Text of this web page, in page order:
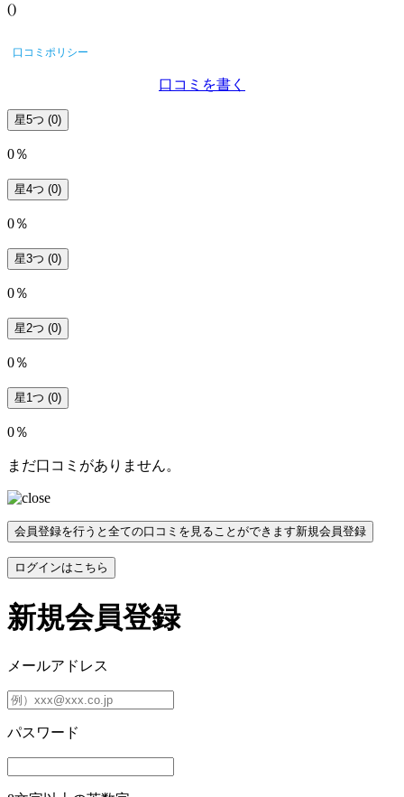
()
口コミポリシー
口コミを書く
星5つ (0)
0％
星4つ (0)
0％
星3つ (0)
0％
星2つ (0)
0％
星1つ (0)
0％
まだ口コミがありません。
会員登録を行うと全ての口コミを見ることができます新規会員登録
ログインはこちら
新規会員登録
メールアドレス
パスワード